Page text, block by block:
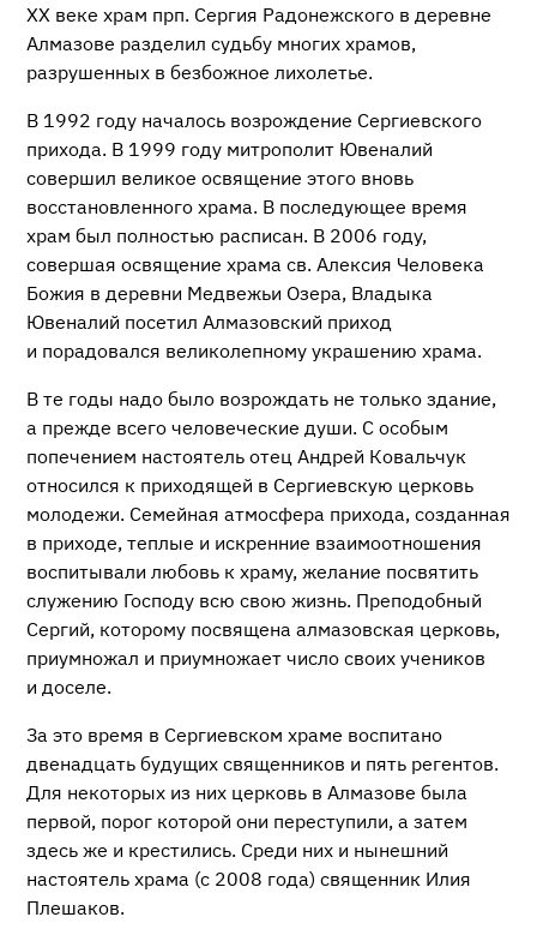
XX веке храм прп. Сергия Радонежского в деревне
Алмазове разделил судьбу многих храмов,
разрушенных в безбожное лихолетье.
В 1992 году началось возрождение Сергиевского
прихода. В 1999 году митрополит Ювеналий
совершил великое освящение этого вновь
восстановленного храма. В последующее время
храм был полностью расписан. В 2006 году,
совершая освящение храма св. Алексия Человека
Божия в деревни Медвежьи Озера, Владыка
Ювеналий посетил Алмазовский приход
и порадовался великолепному украшению храма.
В те годы надо было возрождать не только здание,
а прежде всего человеческие души. С особым
попечением настоятель отец Андрей Ковальчук
относился к приходящей в Сергиевскую церковь
молодежи. Семейная атмосфера прихода, созданная
в приходе, теплые и искренние взаимоотношения
воспитывали любовь к храму, желание посвятить
служению Господу всю свою жизнь. Преподобный
Сергий, которому посвящена алмазовская церковь,
приумножал и приумножает число своих учеников
и доселе.
За это время в Сергиевском храме воспитано
двенадцать будущих священников и пять регентов.
Для некоторых из них церковь в Алмазове была
первой, порог которой они переступили, а затем
здесь же и крестились. Среди них и нынешний
настоятель храма (с 2008 года) священник Илия
Плешаков.